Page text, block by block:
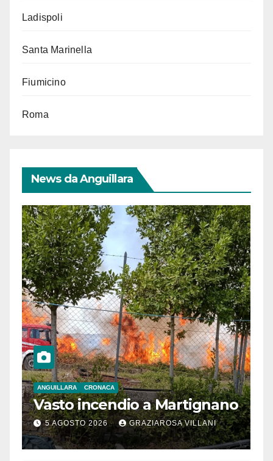
Ladispoli
Santa Marinella
Fiumicino
Roma
News da Anguillara
ANGUILLARA CRONACA
Vasto incendio a Martignano
5 AGOSTO 2026 GRAZIAROSA VILLANI